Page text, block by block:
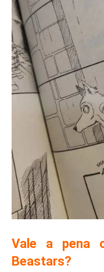
Vale a pena
Beastars?